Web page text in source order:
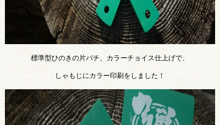
標準型ひのきの片バチ、カラーチョイス仕上げで、
しゃもじにカラー印刷をしました！